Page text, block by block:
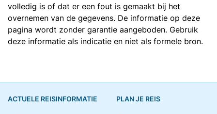
volledig is of dat er een fout is gemaakt bij het
overnemen van de gegevens. De informatie op deze
pagina wordt zonder garantie aangeboden. Gebruik
deze informatie als indicatie en niet als formele bron.
ACTUELE REISINFORMATIE PLAN JE REIS